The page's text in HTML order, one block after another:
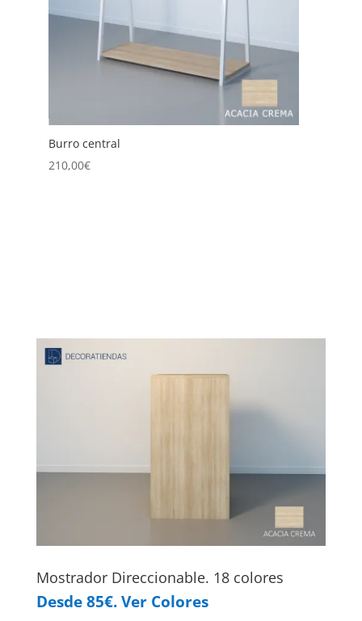
Burro central
210,00€
Mostrador Direccionable. 18 colores
Desde 85€. Ver Colores